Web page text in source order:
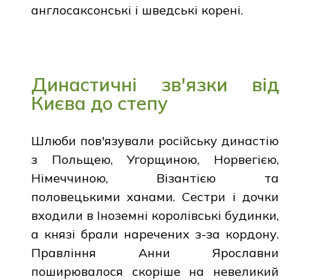
англосаксонські і шведські корені.
Династичні зв'язки від
Києва до степу
Шлюби пов'язували російську династію
з Польщею, Угорщиною, Норвегією,
Німеччиною, Візантією та
половецькими ханами. Сестри і дочки
входили в Іноземні королівські будинки,
а князі брали наречених з-за кордону.
Правління Анни Ярославни
поширювалося скоріше на невеликий